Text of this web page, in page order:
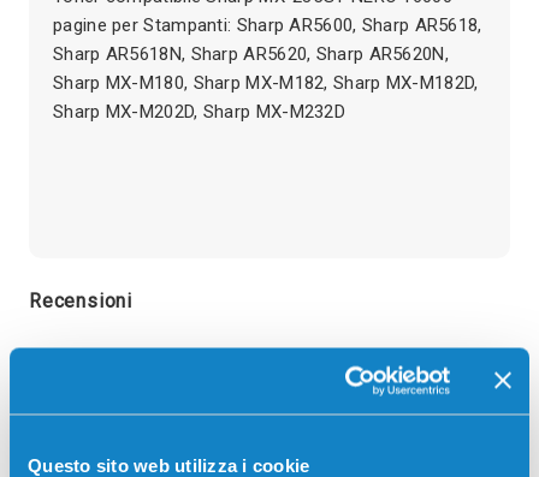
Questo sito web utilizza i cookie
pagine per Stampanti: Sharp AR5600, Sharp AR5618,
Sharp AR5618N, Sharp AR5620, Sharp AR5620N,
Sharp MX-M180, Sharp MX-M182, Sharp MX-M182D,
Sharp MX-M202D, Sharp MX-M232D
Recensioni